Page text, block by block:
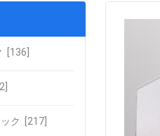
[136]
ク [217]